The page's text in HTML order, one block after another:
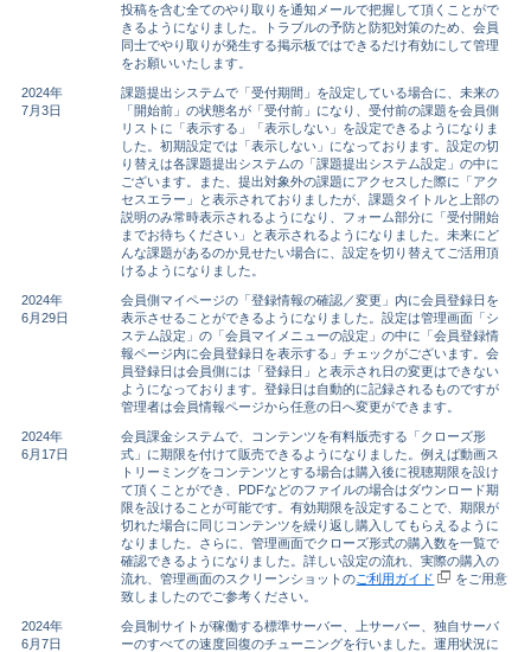
投稿を含む全てのやり取りを通知メールで把握して頂くことがで
きるようになりました。トラブルの予防と防犯対策のため、会員
同士でやり取りが発生する掲示板ではできるだけ有効にして管理
をお願いいたします。
2024年
7月3日
課題提出システムで「受付期間」を設定している場合に、未来の
「開始前」の状態名が「受付前」になり、受付前の課題を会員側
リストに「表示する」「表示しない」を設定できるようになりま
した。初期設定では「表示しない」になっております。設定の切
り替えは各課題提出システムの「課題提出システム設定」の中に
ございます。また、提出対象外の課題にアクセスした際に「アク
セスエラー」と表示されておりましたが、課題タイトルと上部の
説明のみ常時表示されるようになり、フォーム部分に「受付開始
までお待ちください」と表示されるようになりました。未来にど
んな課題があるのか見せたい場合に、設定を切り替えてご活用頂
けるようになりました。
2024年
6月29日
会員側マイページの「登録情報の確認／変更」内に会員登録日を
表示させることができるようになりました。設定は管理画面「シ
ステム設定」の「会員マイメニューの設定」の中に「会員登録情
報ページ内に会員登録日を表示する」チェックがございます。会
員登録日は会員側には「登録日」と表示され日の変更はできない
ようになっております。登録日は自動的に記録されるものですが
管理者は会員情報ページから任意の日へ変更ができます。
2024年
6月17日
会員課金システムで、コンテンツを有料版売する「クローズ形
式」に期限を付けて販売できるようになりました。例えば動画ス
トリーミングをコンテンツとする場合は購入後に視聴期限を設け
て頂くことができ、PDFなどのファイルの場合はダウンロード期
限を設けることが可能です。有効期限を設定することで、期限が
切れた場合に同じコンテンツを繰り返し購入してもらえるように
なりました。さらに、管理画面でクローズ形式の購入数を一覧で
確認できるようになりました。詳しい設定の流れ、実際の購入の
流れ、管理画面のスクリーンショットのご利用ガイド
をご用意
致しましたのでご参考ください。
2024年
6月7日
会員制サイトが稼働する標準サーバー、上サーバー、独自サーバ
ーのすべての速度回復のチューニングを行いました。運用状況に